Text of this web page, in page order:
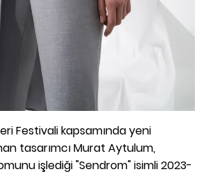
Festivali kapsamında yeni
tasarımcı Murat Aytulum,
işlediği "Sendrom" isimli 2023-